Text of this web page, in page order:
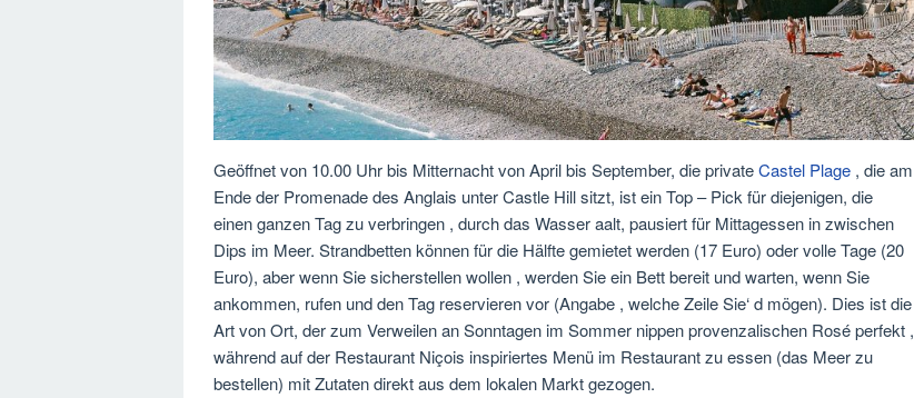
Geöffnet von 10.00 Uhr bis Mitternacht von April bis September, die privateCastel Plage , die am
Ende der Promenade des Anglais unter Castle Hill sitzt, ist ein Top – Pick für diejenigen, die
einen ganzen Tag zu verbringen , durch das Wasser aalt, pausiert für Mittagessen in zwischen
Dips im Meer. Strandbetten können für die Hälfte gemietet werden (17 Euro) oder volle Tage (20
Euro), aber wenn Sie sicherstellen wollen , werden Sie ein Bett bereit und warten, wenn Sie
ankommen, rufen und den Tag reservieren vor (Angabe , welche Zeile Sie‘ d mögen). Dies ist die
Art von Ort, der zum Verweilen an Sonntagen im Sommer nippen provenzalischen Rosé perfekt ,
während auf der Restaurant Niçois inspiriertes Menü im Restaurant zu essen (das Meer zu
bestellen) mit Zutaten direkt aus dem lokalen Markt gezogen.